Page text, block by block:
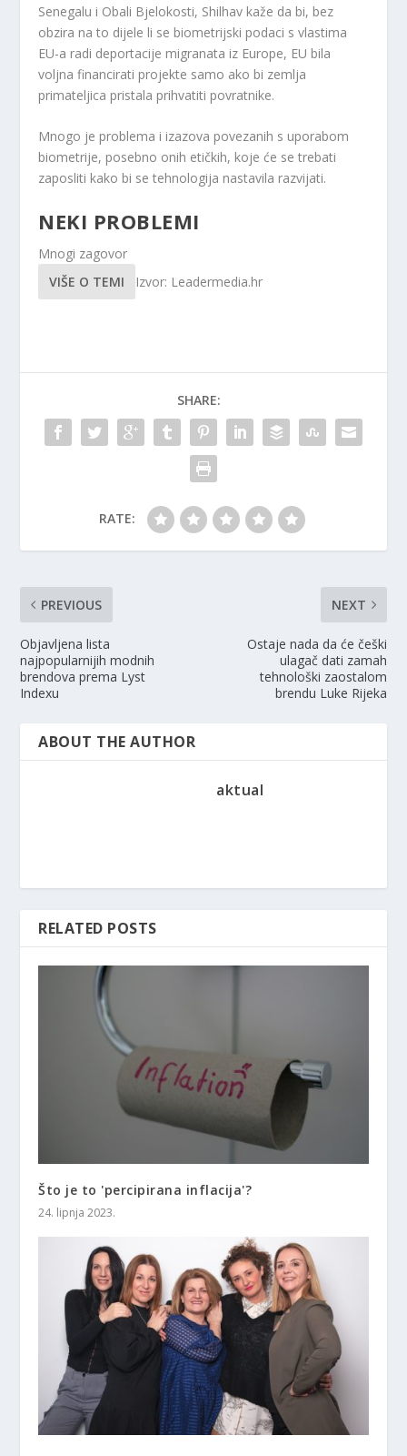
Senegalu i Obali Bjelokosti, Shilhav kaže da bi, bez
obzira na to dijele li se biometrijski podaci s vlastima
EU-a radi deportacije migranata iz Europe, EU bila
voljna financirati projekte samo ako bi zemlja
primateljica pristala prihvatiti povratnike.
Mnogo je problema i izazova povezanih s uporabom
biometrije, posebno onih etičkih, koje će se trebati
zaposliti kako bi se tehnologija nastavila razvijati.
NEKI PROBLEMI
Mnogi zagovor
VIŠE O TEMI
Izvor: Leadermedia.hr
SHARE:
RATE:
PREVIOUS
Objavljena lista
najpopularnijih modnih
brendova prema Lyst
Indexu
NEXT
Ostaje nada da će češki
ulagač dati zamah
tehnološki zaostalom
brendu Luke Rijeka
ABOUT THE AUTHOR
aktual
RELATED POSTS
Što je to 'percipirana inflacija'?
24. lipnja 2023.